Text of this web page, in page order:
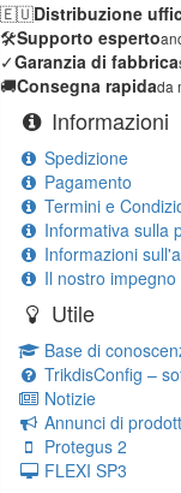
🇪🇺Distribuzione
🛠️Supporto esperto
✓Garanzia di fabbrica
🚚Consegna rapidada
Informazioni
Spedizione
Pagamento
Termini e
Informativa sulla
Informazioni
Il nostro
Utile
Base di
TrikdisConfig –
Notizie
Annunci di
Protegus 2
FLEXI SP3